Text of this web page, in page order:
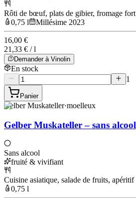
Rôti de bœuf, plats de gibier, fromage fort
0,75 l
Millésime 2023
16,00 €
21,33 € / l
Demander à Vinolin
En stock
1
Panier
Gelber Muskateller·moelleux
Gelber Muskateller – sans alcool
Sans alcool
fruité & vivifiant
Cuisine asiatique, salade de fruits, apéritif
0,75 l